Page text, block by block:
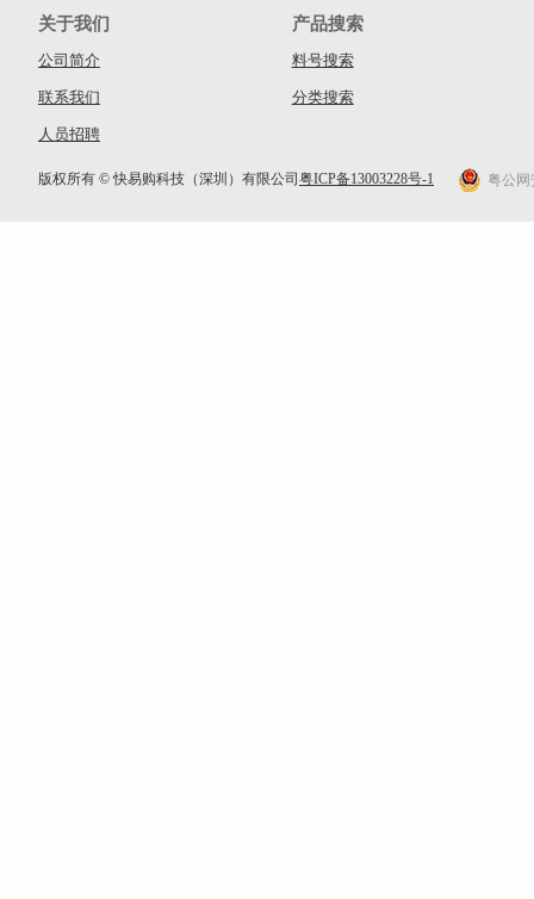
关于我们
公司简介
联系我们
人员招聘
产品搜索
料号搜索
分类搜索
版权所有 © 快易购科技（深圳）有限公司 粤ICP备13003228号-1 粤公网